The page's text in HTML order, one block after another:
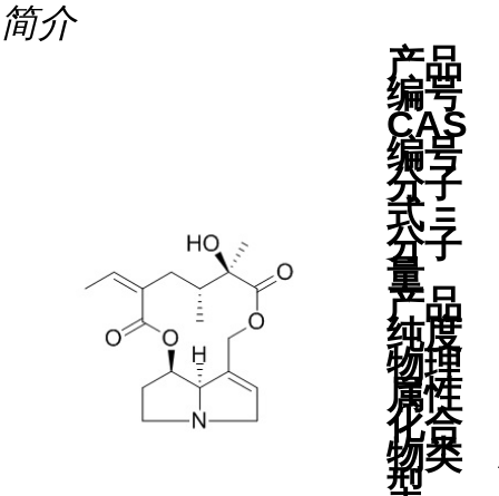
简介
产品
编号
CAS
编号
分子
式 =
分子
量
产品
纯度
物理
属性
化合
物类
型